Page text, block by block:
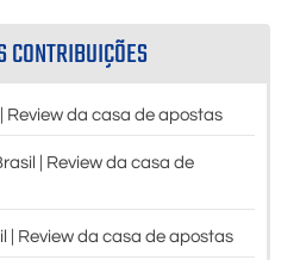
Review da casa de apostas
| Review da casa de
| Review da casa de apostas